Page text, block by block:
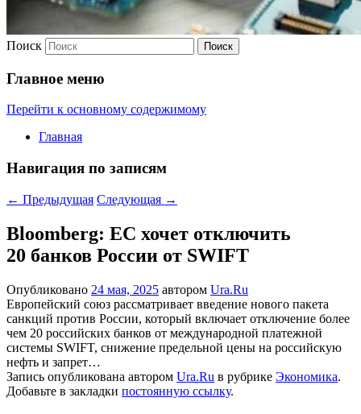
Поиск
Главное меню
Перейти к основному содержимому
Главная
Навигация по записям
← Предыдущая Следующая →
Bloomberg: ЕС хочет отключить
20 банков России от SWIFT
Опубликовано 24 мая, 2025 автором Ura.Ru
Европейский союз рассматривает введение нового пакета
санкций против России, который включает отключение более
чем 20 российских банков от международной платежной
системы SWIFT, снижение предельной цены на российскую
нефть и запрет…
Запись опубликована автором Ura.Ru в рубрике Экономика.
Добавьте в закладки постоянную ссылку.